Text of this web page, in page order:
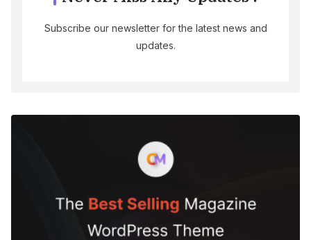
Subscribe our newsletter for the latest news and
updates.